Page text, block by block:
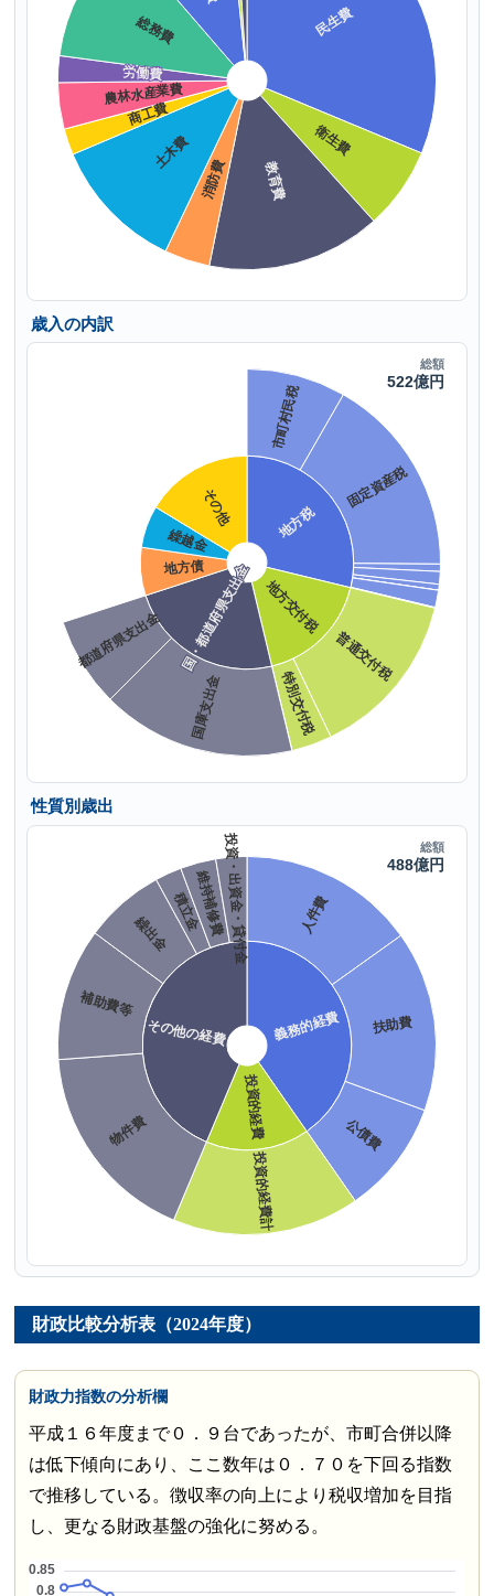
歳入の内訳
性質別歳出
財政比較分析表（2024年度）
財政力指数の分析欄
平成１６年度まで０．９台であったが、市町合併以降
は低下傾向にあり、ここ数年は０．７０を下回る指数
で推移している。徴収率の向上により税収増加を目指
し、更なる財政基盤の強化に努める。